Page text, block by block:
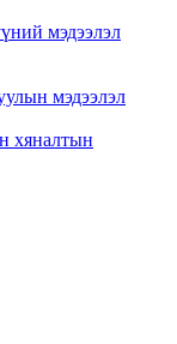
мэдээлэл
мэдээлэл
хяналтын